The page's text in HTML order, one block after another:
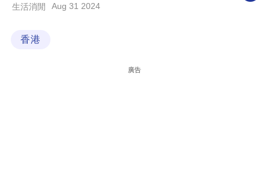
科
生活消閒 Aug 31 2024
香港
廣告